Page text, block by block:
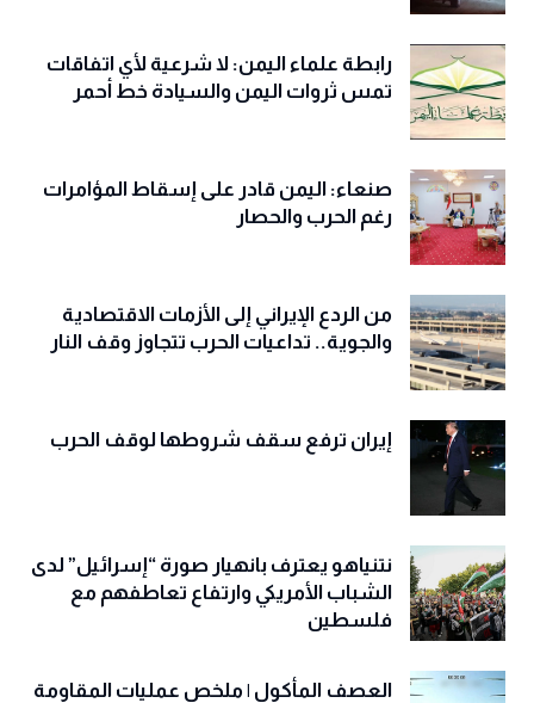
رابطة علماء اليمن: لا شرعية لأي اتفاقات
تمس ثروات اليمن والسيادة خط أحمر
صنعاء: اليمن قادر على إسقاط المؤامرات
رغم الحرب والحصار
من الردع الإيراني إلى الأزمات الاقتصادية
والجوية.. تداعيات الحرب تتجاوز وقف النار
إيران ترفع سقف شروطها لوقف الحرب
نتنياهو يعترف بانهيار صورة “إسرائيل” لدى
الشباب الأمريكي وارتفاع تعاطفهم مع
فلسطين
العصف المأكول | ملخص عمليات المقاومة